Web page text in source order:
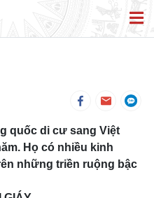
quốc di cư sang Việt
Họ có nhiều kinh
những triền ruộng bậc